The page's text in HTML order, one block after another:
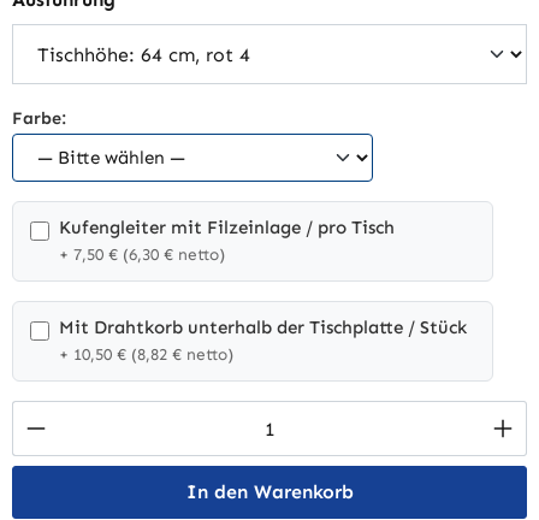
Farbe:
Kufengleiter mit Filzeinlage / pro Tisch
+ 7,50 € (6,30 € netto)
Mit Drahtkorb unterhalb der Tischplatte / Stück
+ 10,50 € (8,82 € netto)
Produkt Anzahl: Gib den gewünschten
In den Warenkorb